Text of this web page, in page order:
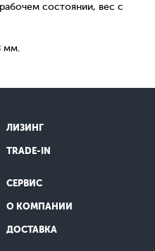
состоянии, вес с
мм.
ЛИЗИНГ
TRADE-IN
СЕРВИС
О КОМПАНИИ
ДОСТАВКА